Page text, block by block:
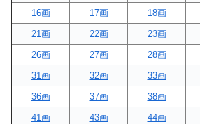
16画
17画 18画
21画
22画 23画
26画
27画 28画
31画
32画 33画
36画
37画 38画
41画
43画 44画